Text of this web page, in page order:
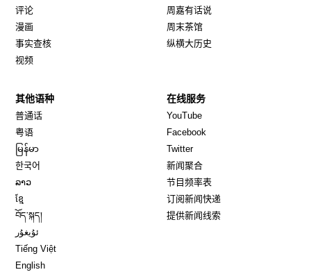
评论
漫画
事实查核
视频
周嘉有话说
周末茶馆
纵横大历史
其他语种
普通话
粤语
မြန်မာ
한국어
ລາວ
ខ្មែ
བོད་སྐད།
ئۇيغۇر
Tiếng Việt
English
在线服务
YouTube
Facebook
TwitterOpens in new window
新闻聚合
节目频率表
订阅新闻快递
提供新闻线索